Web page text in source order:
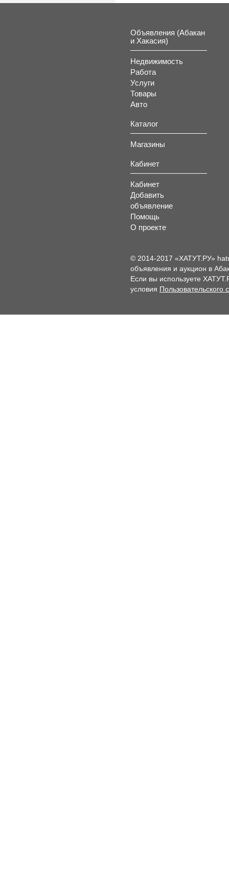
Объявления (Абакан
и Хакасия)
Недвижимость
Работа
Услуги
Товары
Авто
Каталог
Магазины
Кабинет
Кабинет
Добавить
объявление
Помощь
О проекте
© 2014-2017 «ХАТУТ.РУ»
объявления и аукцион в
Если вы используете
условия Пользовательского